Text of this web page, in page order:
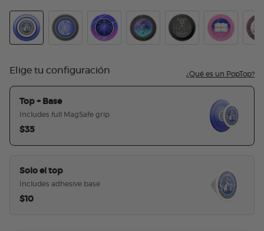
Elige tu configuración ¿Qué es un PopTop?
Top + Base
Includes full MagSafe grip
$35
Solo el top
Includes adhesive base
$10